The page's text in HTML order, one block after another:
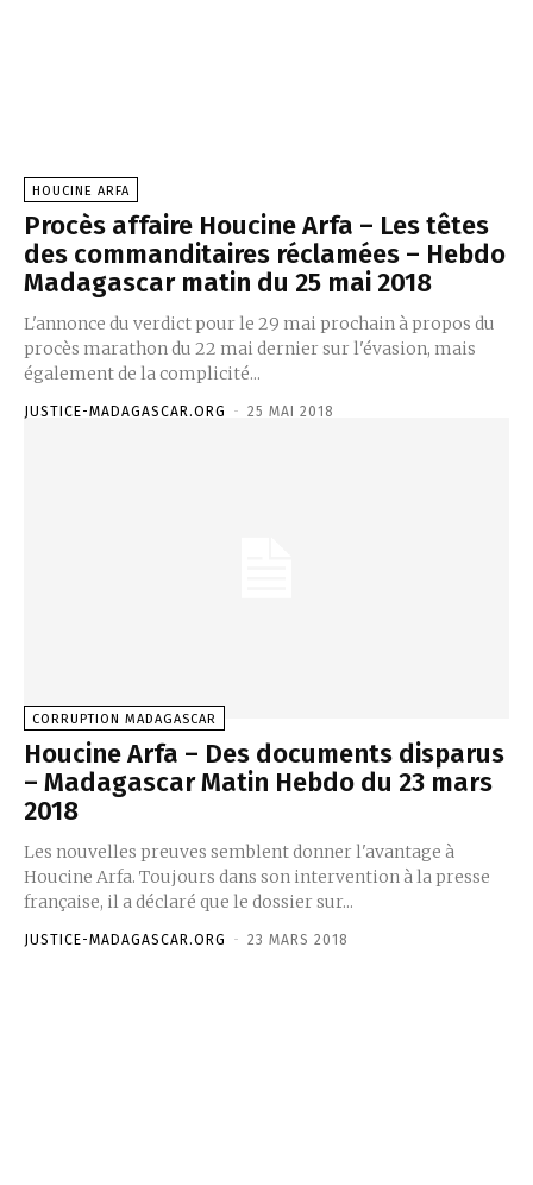
HOUCINE ARFA
Procès affaire Houcine Arfa – Les têtes
des commanditaires réclamées – Hebdo
Madagascar matin du 25 mai 2018
L'annonce du verdict pour le 29 mai prochain à propos du
procès marathon du 22 mai dernier sur l'évasion, mais
également de la complicité...
JUSTICE-MADAGASCAR.ORG - 25 MAI 2018
CORRUPTION MADAGASCAR
Houcine Arfa – Des documents disparus
– Madagascar Matin Hebdo du 23 mars
2018
Les nouvelles preuves semblent donner l'avantage à
Houcine Arfa. Toujours dans son intervention à la presse
française, il a déclaré que le dossier sur...
JUSTICE-MADAGASCAR.ORG - 23 MARS 2018